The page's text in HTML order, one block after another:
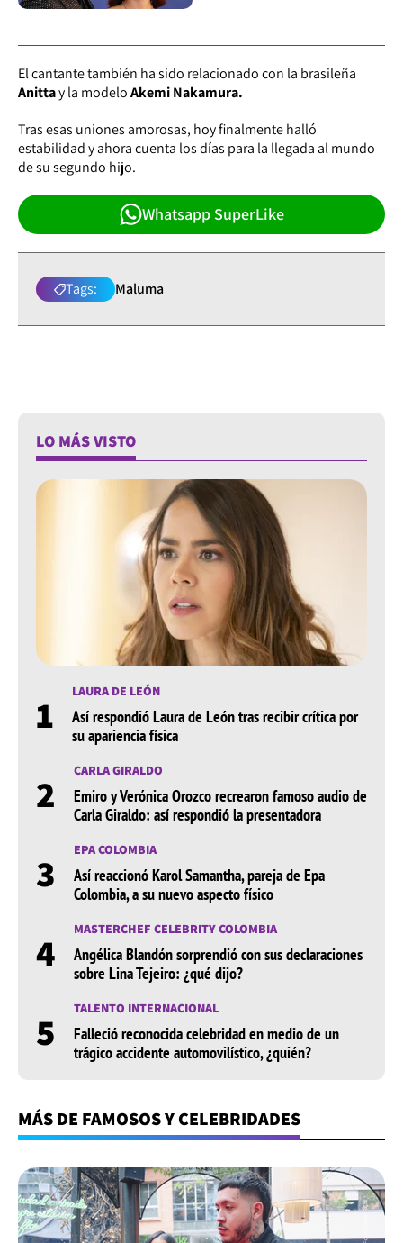
El cantante también ha sido relacionado con la brasileña
Anittay la modeloAkemi Nakamura.
Tras esas uniones amorosas, hoy finalmente halló
estabilidad y ahora cuenta los días para la llegada al mundo
de su segundo hijo.
Whatsapp SuperLike
Tags: Maluma
LO MÁS VISTO
1 LAURA DE LEÓN
Así respondió Laura de León tras recibir crítica por
su apariencia física
2 CARLA GIRALDO
Emiro y Verónica Orozco recrearon famoso audio de
Carla Giraldo: así respondió la presentadora
3 EPA COLOMBIA
Así reaccionó Karol Samantha, pareja de Epa
Colombia, a su nuevo aspecto físico
4 MASTERCHEF CELEBRITY COLOMBIA
Angélica Blandón sorprendió con sus declaraciones
sobre Lina Tejeiro: ¿qué dijo?
5 TALENTO INTERNACIONAL
Falleció reconocida celebridad en medio de un
trágico accidente automovilístico, ¿quién?
MÁS DE FAMOSOS Y CELEBRIDADES